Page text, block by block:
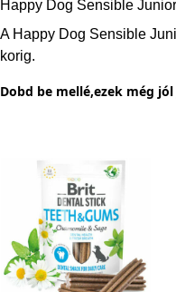
Happy Dog Sensible
A Happy Dog Sensible
korig.
Dobd be mellé,ezek még